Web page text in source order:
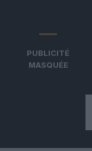
PUBLICITÉ
MASQUÉE